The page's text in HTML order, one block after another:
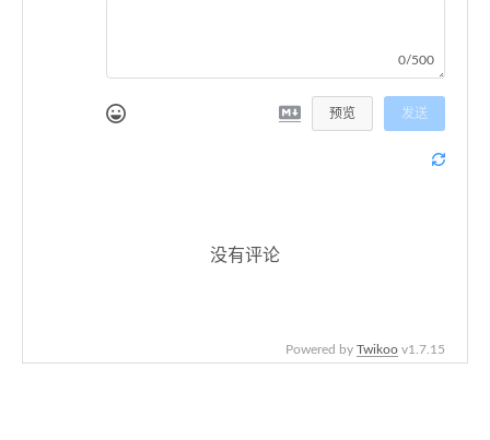
0/500
预览 发送
没有评论
Powered by Twikoo v1.7.15